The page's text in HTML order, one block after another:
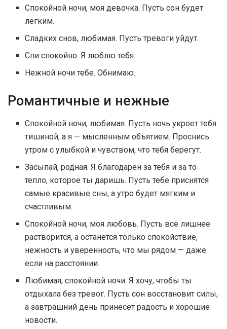
Спокойной ночи, моя девочка. Пусть сон будет
лёгким.
Сладких снов, любимая. Пусть тревоги уйдут.
Спи спокойно. Я люблю тебя.
Нежной ночи тебе. Обнимаю.
Романтичные и нежные
Спокойной ночи, любимая. Пусть ночь укроет тебя
тишиной, а я — мысленным объятием. Проснись
утром с улыбкой и чувством, что тебя берегут.
Засыпай, родная. Я благодарен за тебя и за то
тепло, которое ты даришь. Пусть тебе приснятся
самые красивые сны, а утро будет мягким и
счастливым.
Спокойной ночи, моя любовь. Пусть всё лишнее
растворится, а останется только спокойствие,
нежность и уверенность, что мы рядом — даже
если на расстоянии.
Любимая, спокойной ночи. Я хочу, чтобы ты
отдыхала без тревог. Пусть сон восстановит силы,
а завтрашний день принесёт радость и хорошие
новости.